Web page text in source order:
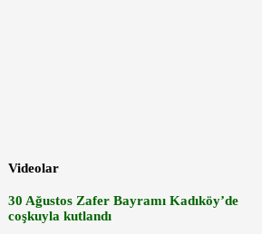
Videolar
30 Ağustos Zafer Bayramı Kadıköy’de
coşkuyla kutlandı